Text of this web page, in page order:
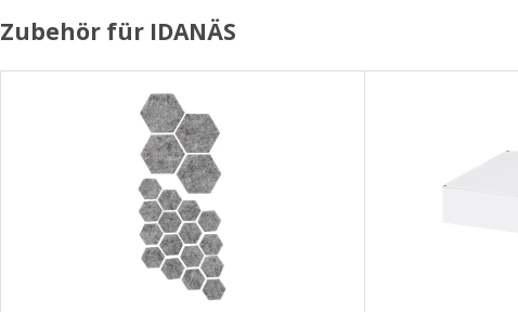
Zubehör für IDANÄS